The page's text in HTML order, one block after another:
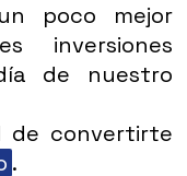
poco mejor
inversiones
de nuestro
de convertirte
.